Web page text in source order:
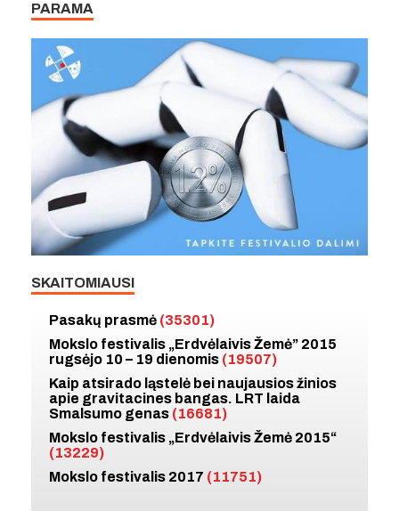
PARAMA
SKAITOMIAUSI
Pasakų prasmė (35301)
Mokslo festivalis „Erdvėlaivis Žemė” 2015
rugsėjo 10 – 19 dienomis (19507)
Kaip atsirado ląstelė bei naujausios žinios
apie gravitacines bangas. LRT laida
Smalsumo genas (16681)
Mokslo festivalis „Erdvėlaivis Žemė 2015“
(13229)
Mokslo festivalis 2017 (11751)